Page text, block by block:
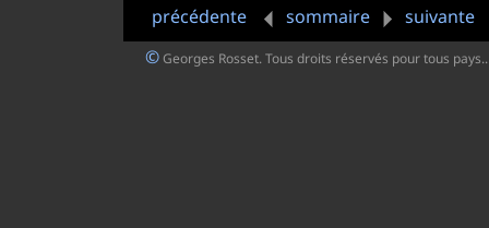
précédente sommaire
suivante
©Georges Rosset. Tous droits réservés pour tous pays..